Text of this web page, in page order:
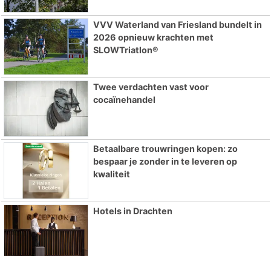
VVV Waterland van Friesland bundelt in
2026 opnieuw krachten met
SLOWTriatlon®
Twee verdachten vast voor
cocaïnehandel
Betaalbare trouwringen kopen: zo
bespaar je zonder in te leveren op
kwaliteit
Hotels in Drachten